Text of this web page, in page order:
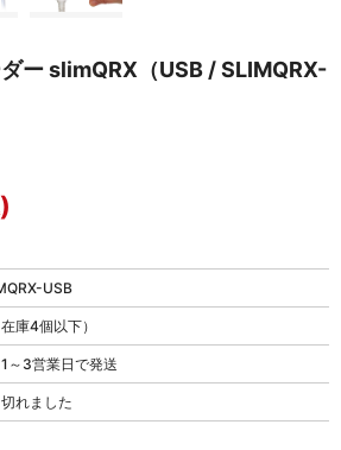
ー slimQRX（USB / SLIMQRX-
USB
～3営業日で発送
れました
庫4個以下）